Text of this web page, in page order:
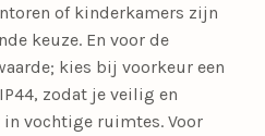
of kinderkamers zijn
keuze. En voor de
kies bij voorkeur een
zodat je veilig en
vochtige ruimtes. Voor